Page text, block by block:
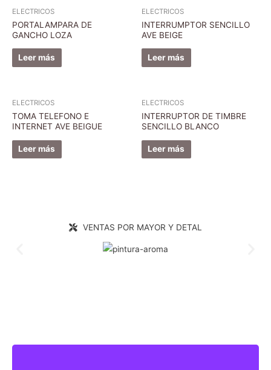
ELECTRICOS
PORTALAMPARA DE
GANCHO LOZA
Leer más
ELECTRICOS
INTERRUMPTOR SENCILLO
AVE BEIGE
Leer más
ELECTRICOS
TOMA TELEFONO E
INTERNET AVE BEIGUE
Leer más
ELECTRICOS
INTERRUPTOR DE TIMBRE
SENCILLO BLANCO
Leer más
VENTAS POR MAYOR Y DETAL